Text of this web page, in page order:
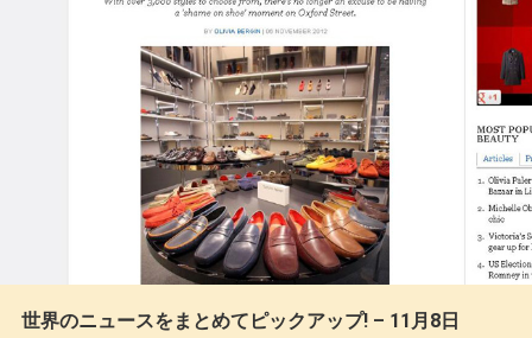
世界のニュースをまとめてピックアップ! – 11月8日